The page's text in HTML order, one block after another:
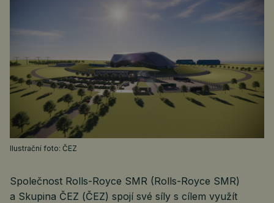
Ilustrační foto: ČEZ
Společnost Rolls-Royce SMR (Rolls-Royce SMR)
a Skupina ČEZ (ČEZ) spojí své síly s cílem využít